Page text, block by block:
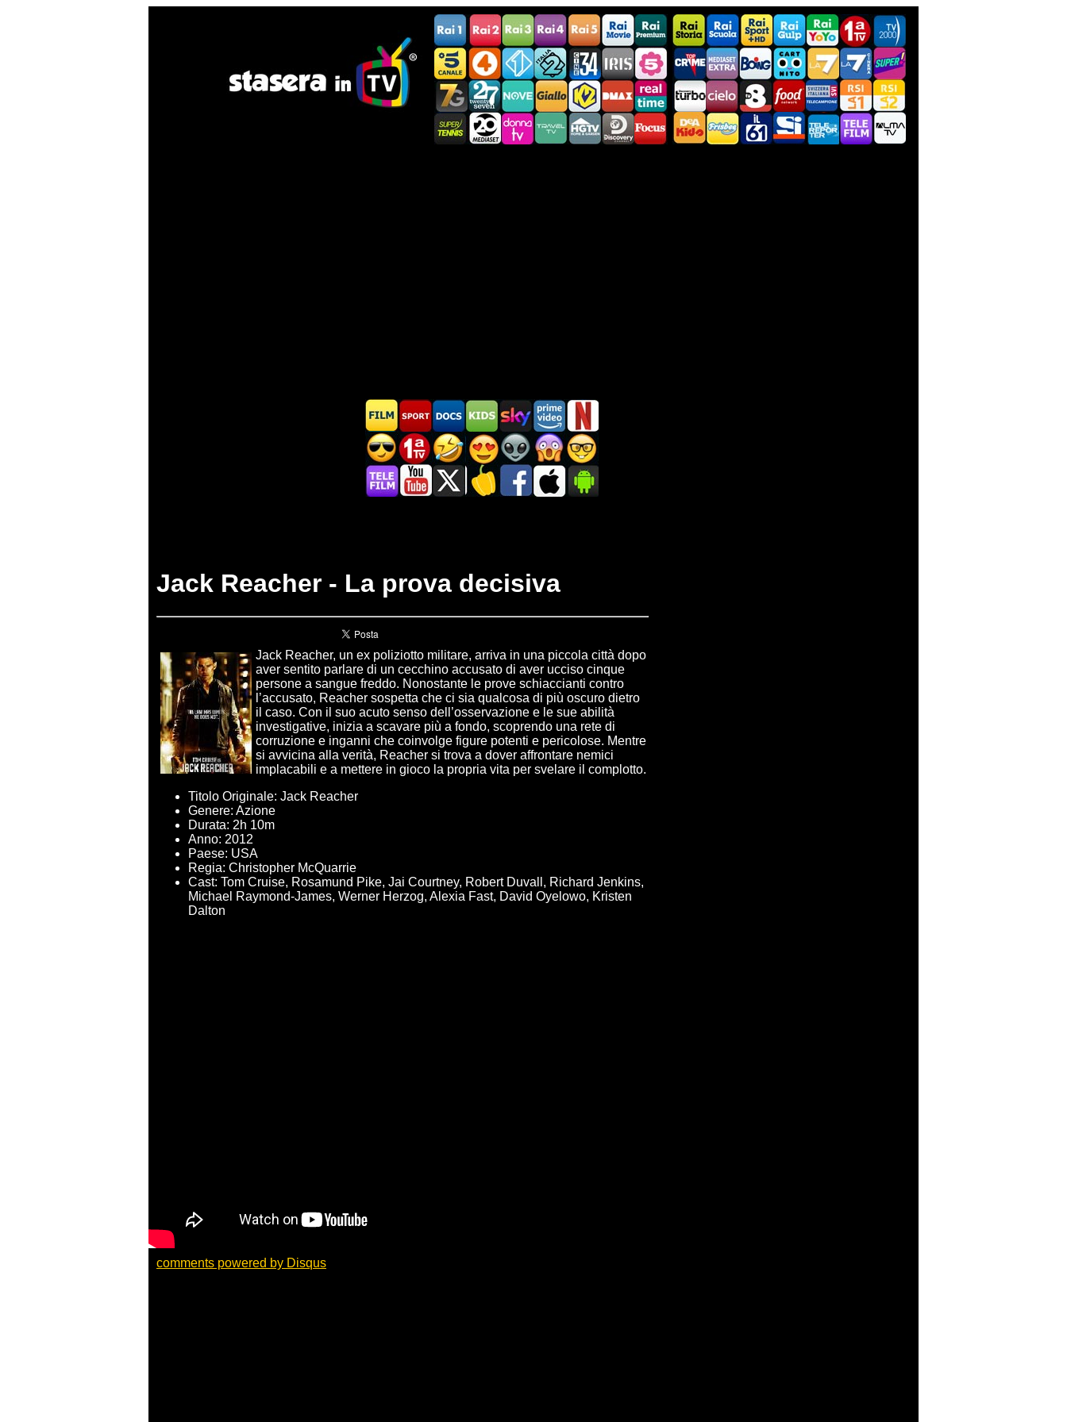
Jack Reacher - La prova decisiva
Jack Reacher, un ex poliziotto militare, arriva in una piccola città dopo
aver sentito parlare di un cecchino accusato di aver ucciso cinque
persone a sangue freddo. Nonostante le prove schiaccianti contro
l’accusato, Reacher sospetta che ci sia qualcosa di più oscuro dietro
il caso. Con il suo acuto senso dell’osservazione e le sue abilità
investigative, inizia a scavare più a fondo, scoprendo una rete di
corruzione e inganni che coinvolge figure potenti e pericolose. Mentre
si avvicina alla verità, Reacher si trova a dover affrontare nemici
implacabili e a mettere in gioco la propria vita per svelare il complotto.
Titolo Originale: Jack Reacher
Genere: Azione
Durata: 2h 10m
Anno: 2012
Paese: USA
Regia: Christopher McQuarrie
Cast: Tom Cruise, Rosamund Pike, Jai Courtney, Robert Duvall, Richard Jenkins,
Michael Raymond-James, Werner Herzog, Alexia Fast, David Oyelowo, Kristen
Dalton
comments powered by Disqus